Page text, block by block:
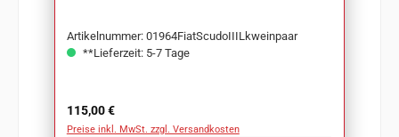
Artikelnummer: 01964FiatScudoIIILkweinpaar
**Lieferzeit: 5-7 Tage
Regulärer Preis:
115,00 €
Preise inkl. MwSt. zzgl. Versandkosten